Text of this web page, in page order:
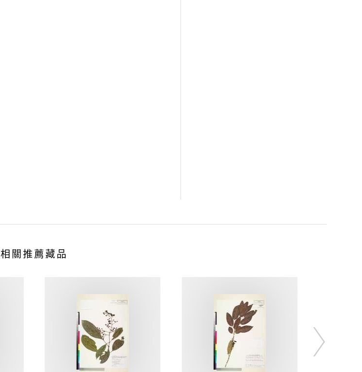
相關推薦藏品